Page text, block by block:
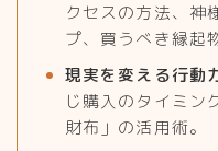
クセスの方法、神
プ、買うべき縁起
現実を変える行動
じ購入のタイミン
財布」の活用術。